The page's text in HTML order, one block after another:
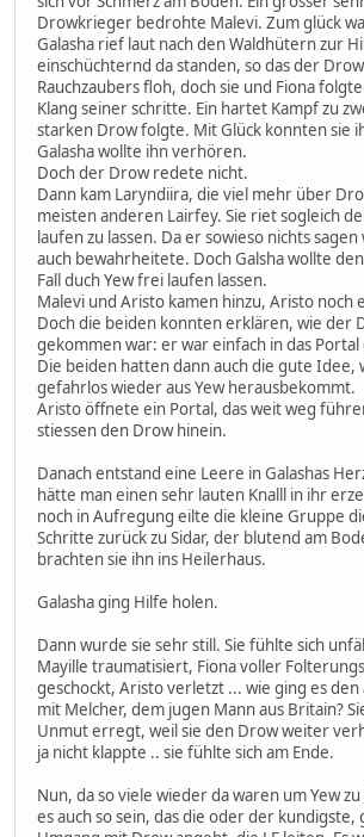
Drowkrieger bedrohte Malevi. Zum glück
Galasha rief laut nach den Waldhütern zur
einschüchternd da standen, so das der
Rauchzaubers floh, doch sie und Fiona
Klang seiner schritte. Ein hartet Kampf zu
starken Drow folgte. Mit Glück konnten sie
Galasha wollte ihn verhören.
Doch der Drow redete nicht.
Dann kam Laryndiira, die viel mehr über
meisten anderen Lairfey. Sie riet sogleich
laufen zu lassen. Da er sowieso nichts sagen
auch bewahrheitete. Doch Galsha wollte
Fall duch Yew frei laufen lassen.
Malevi und Aristo kamen hinzu, Aristo noch
Doch die beiden konnten erklären, wie der
gekommen war: er war einfach in das Portal
Die beiden hatten dann auch die gute Idee,
gefahrlos wieder aus Yew herausbekommt.
Aristo öffnete ein Portal, das weit weg
stiessen den Drow hinein.
Danach entstand eine Leere in Galashas
hätte man einen sehr lauten Knalll in ihr
noch in Aufregung eilte die kleine Gruppe
Schritte zurück zu Sidar, der blutend am
brachten sie ihn ins Heilerhaus.
Galasha ging Hilfe holen.
Dann wurde sie sehr still. Sie fühlte sich
Mayille traumatisiert, Fiona voller
geschockt, Aristo verletzt ... wie ging es den
mit Melcher, dem jugen Mann aus Britain?
Unmut erregt, weil sie den Drow weiter
ja nicht klappte .. sie fühlte sich am Ende.
Nun, da so viele wieder da waren um Yew
es auch so sein, das die oder der kundigste,